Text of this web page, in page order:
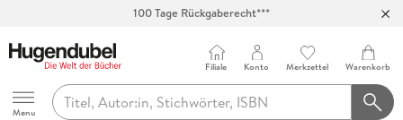
100 Tage Rückgaberecht***
Hugendubel
Menu
Filiale Konto Merkzettel Warenkorb